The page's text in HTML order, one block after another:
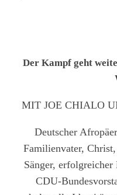
Der Kampf geht
MIT JOE CHIALO
Deutscher
Familienvater,
Sänger,
CDU-